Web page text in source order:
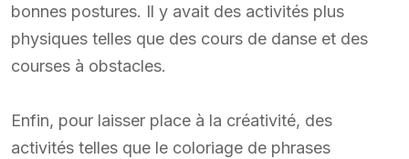
bonnes postures. Il y avait des activités plus
physiques telles que des cours de danse et des
courses à obstacles.
Enfin, pour laisser place à la créativité, des
activités telles que le coloriage de phrases